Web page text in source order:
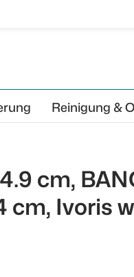
Reinigung &
cm,
cm, Ivoris